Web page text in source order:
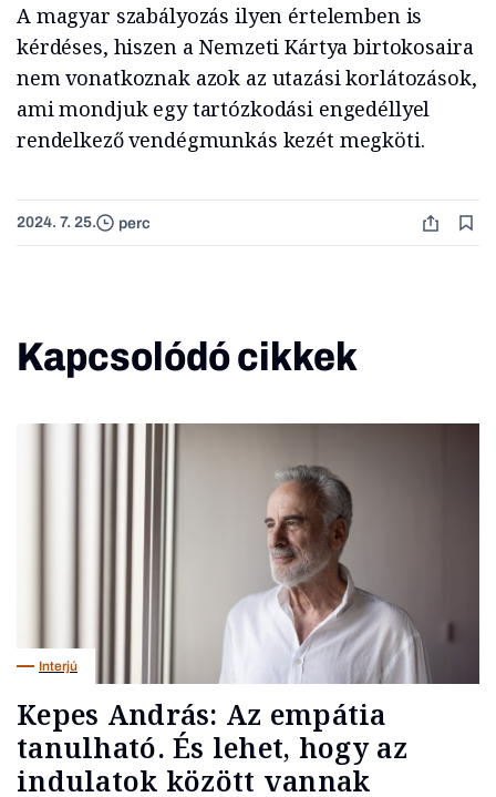
A magyar szabályozás ilyen értelemben is
kérdéses, hiszen a Nemzeti Kártya birtokosaira
nem vonatkoznak azok az utazási korlátozások,
ami mondjuk egy tartózkodási engedéllyel
rendelkező vendégmunkás kezét megköti.
2024. 7. 25. perc
Kapcsolódó cikkek
Interjú
Kepes András: Az empátia
tanulható. És lehet, hogy az
indulatok között vannak